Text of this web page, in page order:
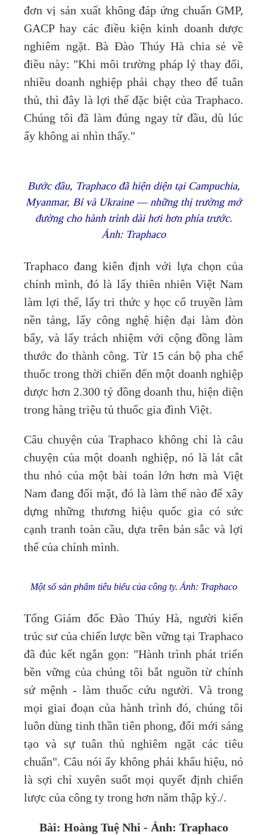
đơn vị sản xuất không đáp ứng chuẩn GMP,
GACP hay các điều kiện kinh doanh dược
nghiêm ngặt. Bà Đào Thúy Hà chia sẻ về
điều này: "Khi môi trường pháp lý thay đổi,
nhiều doanh nghiệp phải chạy theo để tuân
thủ, thì đây là lợi thế đặc biệt của Traphaco.
Chúng tôi đã làm đúng ngay từ đầu, dù lúc
ấy không ai nhìn thấy."
Bước đầu, Traphaco đã hiện diện tại Campuchia,
Myanmar, Bỉ và Ukraine — những thị trường mở
đường cho hành trình dài hơi hơn phía trước.
Ảnh: Traphaco
Traphaco đang kiên định với lựa chọn của
chính mình, đó là lấy thiên nhiên Việt Nam
làm lợi thế, lấy tri thức y học cổ truyền làm
nền tảng, lấy công nghệ hiện đại làm đòn
bẩy, và lấy trách nhiệm với cộng đồng làm
thước đo thành công. Từ 15 cán bộ pha chế
thuốc trong thời chiến đến một doanh nghiệp
dược hơn 2.300 tỷ đồng doanh thu, hiện diện
trong hàng triệu tủ thuốc gia đình Việt.
Câu chuyện của Traphaco không chỉ là câu
chuyện của một doanh nghiệp, nó là lát cắt
thu nhỏ của một bài toán lớn hơn mà Việt
Nam đang đối mặt, đó là làm thế nào để xây
dựng những thương hiệu quốc gia có sức
cạnh tranh toàn cầu, dựa trên bản sắc và lợi
thế của chính mình.
Một số sản phẩm tiêu biểu của công ty. Ảnh: Traphaco
Tổng Giám đốc Đào Thúy Hà, người kiến
trúc sư của chiến lược bền vững tại Traphaco
đã đúc kết ngắn gọn: "Hành trình phát triển
bền vững của chúng tôi bắt nguồn từ chính
sứ mệnh - làm thuốc cứu người. Và trong
mọi giai đoạn của hành trình đó, chúng tôi
luôn dùng tinh thần tiên phong, đổi mới sáng
tạo và sự tuân thủ nghiêm ngặt các tiêu
chuẩn". Câu nói ấy không phải khẩu hiệu, nó
là sợi chỉ xuyên suốt mọi quyết định chiến
lược của công ty trong hơn năm thập kỷ./.
Bài: Hoàng Tuệ Nhi - Ảnh: Traphaco